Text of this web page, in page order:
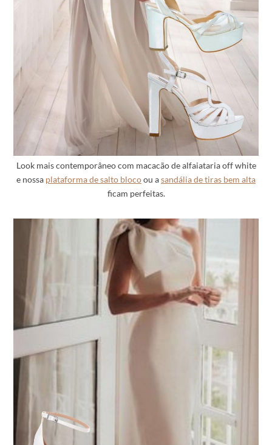
Look mais contemporâneo com macacão de alfaiataria off white
e nossa plataforma de salto blocoou asandália de tiras bem alta
ficam perfeitas.